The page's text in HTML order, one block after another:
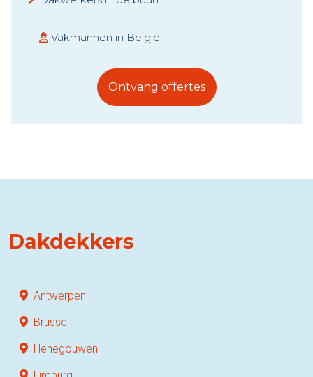
Vakmannen in België
Ontvang offertes
Dakdekkers
Antwerpen
Brussel
Henegouwen